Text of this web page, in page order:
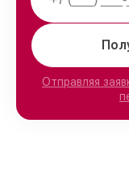
Отправляя